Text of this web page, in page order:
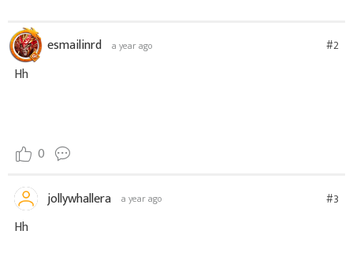
esmailinrd a year ago #2
Hh
0
jollywhallera a year ago #3
Hh